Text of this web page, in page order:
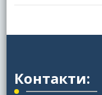
Контакти: